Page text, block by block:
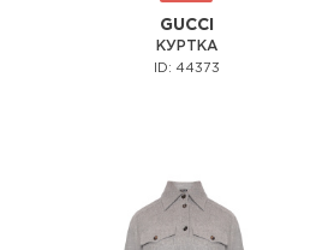
GUCCI
КУРТКА
ID: 44373